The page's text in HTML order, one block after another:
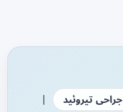
جراحی تیروئید |